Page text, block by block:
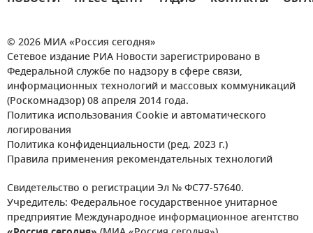
© 2026 МИА «Россия сегодня»
Сетевое издание РИА Новости зарегистрировано в
Федеральной службе по надзору в сфере связи,
информационных технологий и массовых коммуникаций
(Роскомнадзор) 08 апреля 2014 года.
Политика использования Cookie и автоматического
логирования
Политика конфиденциальности (ред. 2023 г.)
Правила применения рекомендательных технологий
Свидетельство о регистрации Эл № ФС77-57640.
Учредитель: Федеральное государственное унитарное
предприятие Международное информационное агентство